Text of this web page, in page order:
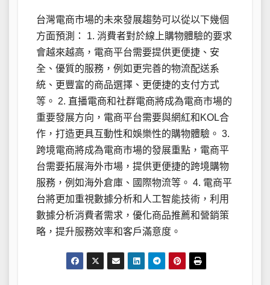
台灣電商市場的未來發展趨勢可以從以下幾個
方面預測： 1. 消費者對於線上購物體驗的要求
會越來越高，電商平台需要提供更便捷、安
全、優質的服務，例如更完善的物流配送系
統、更豐富的商品選擇、更便捷的支付方式
等。 2. 直播電商和社群電商將成為電商市場的
重要發展方向，電商平台需要與網紅和KOL合
作，打造更具互動性和娛樂性的購物體驗。 3.
跨境電商將成為電商市場的發展重點，電商平
台需要拓展海外市場，提供更便捷的跨境購物
服務，例如海外倉庫、國際物流等。 4. 電商平
台將更加重視數據分析和人工智能技術，利用
數據分析消費者需求，優化商品推薦和營銷策
略，提升服務效率和客戶滿意度。